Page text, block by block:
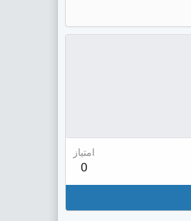
امتیاز
0